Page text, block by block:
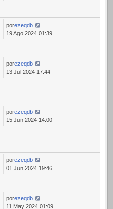
porezeqdb
19 Ago 2024 01:39
porezeqdb
13 Jul 2024 17:44
porezeqdb
15 Jun 2024 14:00
porezeqdb
01 Jun 2024 19:46
porezeqdb
11 May 2024 01:09